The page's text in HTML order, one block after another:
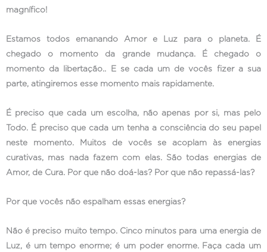
magnífico!
Estamos todos emanando Amor e Luz para o planeta. É
chegado o momento da grande mudança. É chegado o
momento da libertação.. E se cada um de vocês fizer a sua
parte, atingiremos esse momento mais rapidamente.
É preciso que cada um escolha, não apenas por si, mas pelo
Todo. É preciso que cada um tenha a consciência do seu papel
neste momento. Muitos de vocês se acoplam às energias
curativas, mas nada fazem com elas. São todas energias de
Amor, de Cura. Por que não doá-las? Por que não repassá-las?
Por que vocês não espalham essas energias?
Não é preciso muito tempo. Cinco minutos para uma energia de
Luz, é um tempo enorme; é um poder enorme. Faça cada um